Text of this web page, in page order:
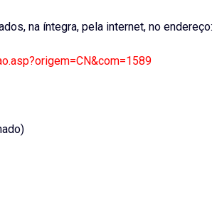
na íntegra, pela internet, no endereço: